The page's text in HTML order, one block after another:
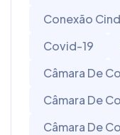
Conexão
Covid-19
Câmara De
Câmara De
Câmara De